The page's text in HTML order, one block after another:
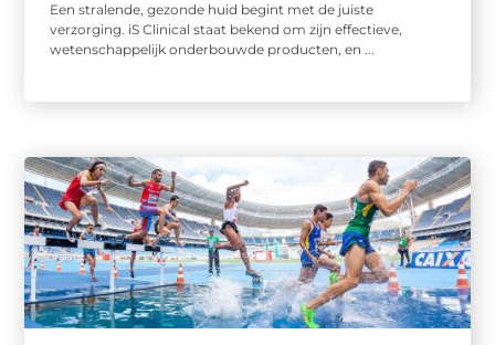
Een stralende, gezonde huid begint met de juiste
verzorging. iS Clinical staat bekend om zijn effectieve,
wetenschappelijk onderbouwde producten, en ...